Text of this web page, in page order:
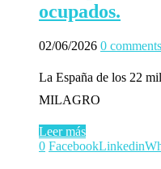
ocupados.
02/06/2026 0 comments
La España de los 22
MILAGRO
Leer más
0 FacebookLinkedin